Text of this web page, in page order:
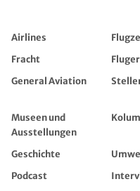
Airlines
Fracht
General Aviation
Museen und
Ausstellungen
Geschichte
Podcast